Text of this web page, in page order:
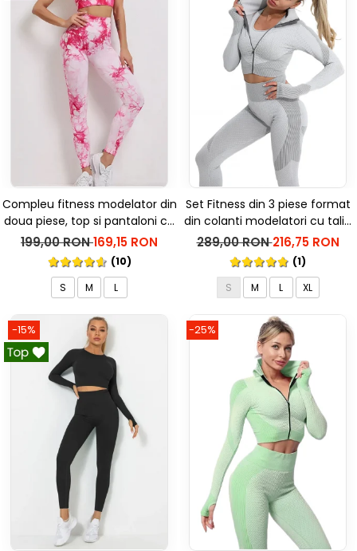
Compleu fitness modelator din
doua piese, top si pantaloni cu
talie inalta Marble, Roz
199,00 RON169,15 RON
(10)
S
M L
Set Fitness din 3 piese format
din colanti modelatori cu talie
inalta, top si hanorac Ellite, Gri
deschis
289,00 RON216,75 RON
(1)
S
M L XL
-15% -25%